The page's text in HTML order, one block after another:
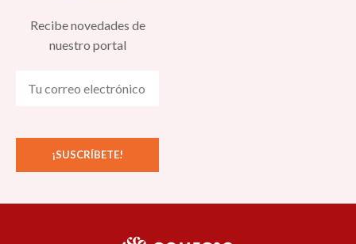
Recibe novedades de
nuestro portal